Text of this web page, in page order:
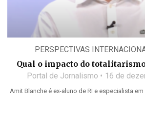
PERSPECTIVAS
Qual o impacto do
Portal de Jornalismo 16 de
Amit Blanche é ex-aluno de RI e especialista